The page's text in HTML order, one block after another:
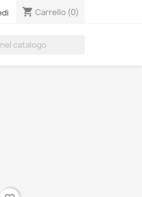
shopping_cart Carrello (0)